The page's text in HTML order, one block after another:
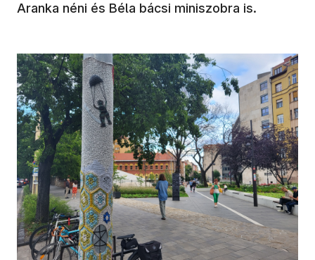
Aranka néni és Béla bácsi miniszobra is.